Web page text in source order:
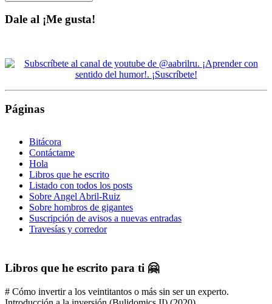
Dale al ¡Me gusta!
Páginas
Bitácora
Contáctame
Hola
Libros que he escrito
Listado con todos los posts
Sobre Angel Abril-Ruiz
Sobre hombros de gigantes
Suscripción de avisos a nuevas entradas
Travesías y corredor
Libros que he escrito para ti 🤗
# Cómo invertir a los veintitantos o más sin ser un experto.